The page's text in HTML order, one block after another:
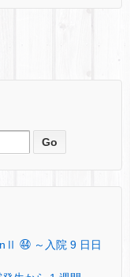
㊹ ～入院 9 日日